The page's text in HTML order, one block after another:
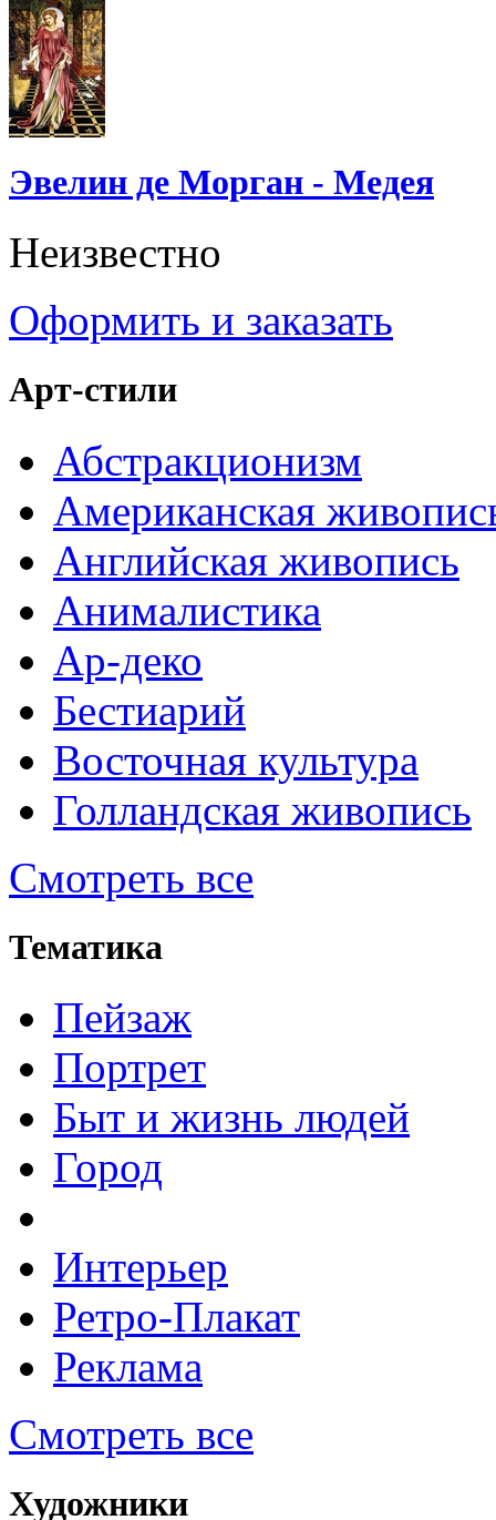
Эвелин де Морган - Медея
Неизвестно
Оформить и заказать
Арт-стили
Абстракционизм
Американская
Английская живопись
Анималистика
Ар-деко
Бестиарий
Восточная культура
Голландская живопись
Смотреть все
Тематика
Пейзаж
Портрет
Быт и жизнь людей
Город
Интерьер
Ретро-Плакат
Реклама
Смотреть все
Художники